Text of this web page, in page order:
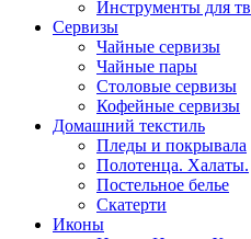
Инструменты для
Cервизы
Чайные сервизы
Чайные пары
Столовые сервизы
Кофейные сервизы
Домашний текстиль
Пледы и покрывала
Полотенца. Халаты.
Постельное белье
Скатерти
Иконы